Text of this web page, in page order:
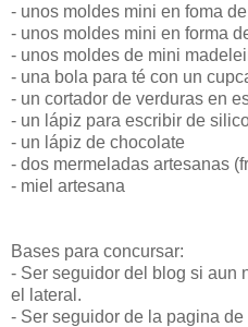
- unos moldes mini en foma
- unos moldes mini en forma
- unos moldes de mini
- una bola para té con un
- un cortador de verduras en
- un lápiz para escribir de
- un lápiz de chocolate
- dos mermeladas artesanas
- miel artesana
Bases para concursar:
- Ser seguidor del blog si aun
el lateral.
- Ser seguidor de la pagina de